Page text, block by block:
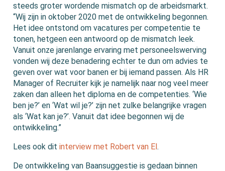
steeds groter wordende mismatch op de arbeidsmarkt.
“Wij zijn in oktober 2020 met de ontwikkeling begonnen.
Het idee ontstond om vacatures per competentie te
tonen, hetgeen een antwoord op de mismatch leek.
Vanuit onze jarenlange ervaring met personeelswerving
vonden wij deze benadering echter te dun om advies te
geven over wat voor banen er bij iemand passen. Als HR
Manager of Recruiter kijk je namelijk naar nog veel meer
zaken dan alleen het diploma en de competenties. ‘Wie
ben je?’ en ‘Wat wil je?’ zijn net zulke belangrijke vragen
als ‘Wat kan je?’. Vanuit dat idee begonnen wij de
ontwikkeling.”
Lees ook ditinterview met Robert van El.
De ontwikkeling van Baansuggestie is gedaan binnen